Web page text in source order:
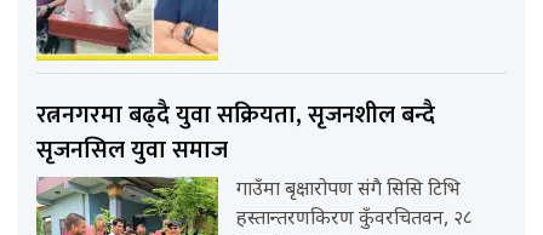
रत्ननगरमा बढ्दै युवा सक्रियता, सृजनशील बन्दै
सृजनसिल युवा समाज
गाउँमा बृक्षारोपण संगै सिसि टिभि
हस्तान्तरणकिरण कुँवरचितवन, २८